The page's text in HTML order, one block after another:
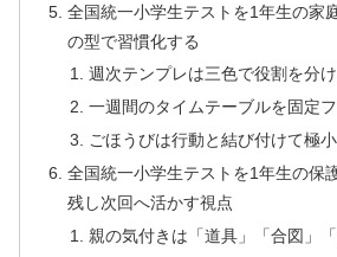
全国統一小学生テストを1年生の家
の型で習慣化する
週次テンプレは三色で役割を分け
一週間のタイムテーブルを固定
ごほうびは行動と結び付けて極
全国統一小学生テストを1年生の保
残し次回へ活かす視点
親の気付きは「道具」「合図」